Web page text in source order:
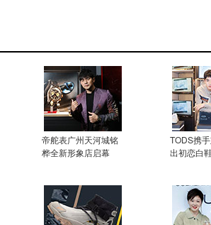
帝舵表广州天河城铭
桦全新形象店启幕
TODS携
出初恋白